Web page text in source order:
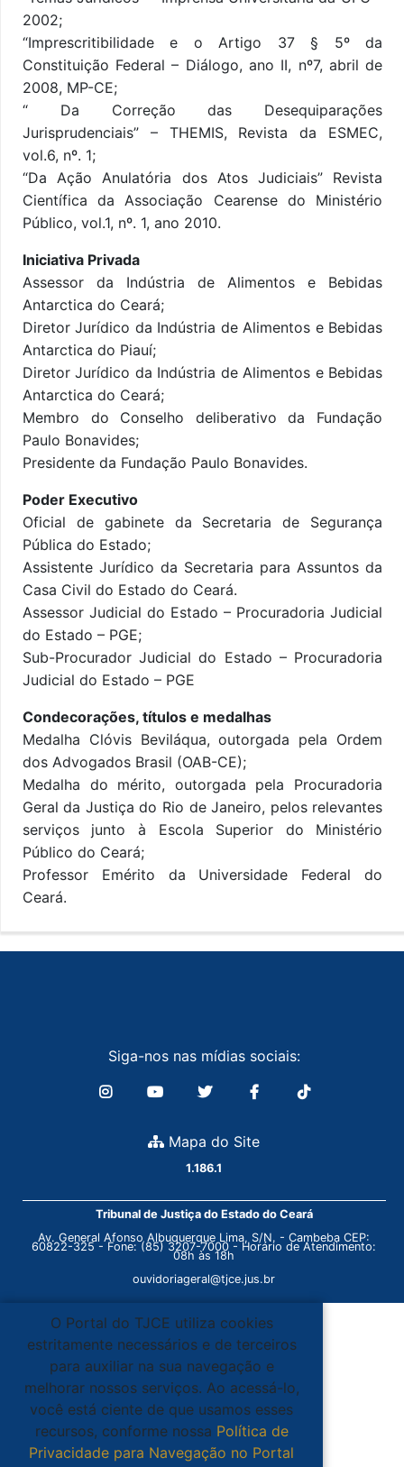
2002;
“Imprescritibilidade e o Artigo 37 § 5º da
Constituição Federal – Diálogo, ano II, nº7, abril de
2008, MP-CE;
“ Da Correção das Desequiparações
Jurisprudenciais” – THEMIS, Revista da ESMEC,
vol.6, nº. 1;
“Da Ação Anulatória dos Atos Judiciais” Revista
Científica da Associação Cearense do Ministério
Público, vol.1, nº. 1, ano 2010.
Iniciativa Privada
Assessor da Indústria de Alimentos e Bebidas
Antarctica do Ceará;
Diretor Jurídico da Indústria de Alimentos e Bebidas
Antarctica do Piauí;
Diretor Jurídico da Indústria de Alimentos e Bebidas
Antarctica do Ceará;
Membro do Conselho deliberativo da Fundação
Paulo Bonavides;
Presidente da Fundação Paulo Bonavides.
Poder Executivo
Oficial de gabinete da Secretaria de Segurança
Pública do Estado;
Assistente Jurídico da Secretaria para Assuntos da
Casa Civil do Estado do Ceará.
Assessor Judicial do Estado – Procuradoria Judicial
do Estado – PGE;
Sub-Procurador Judicial do Estado – Procuradoria
Judicial do Estado – PGE
Condecorações, títulos e medalhas
Medalha Clóvis Beviláqua, outorgada pela Ordem
dos Advogados Brasil (OAB-CE);
Medalha do mérito, outorgada pela Procuradoria
Geral da Justiça do Rio de Janeiro, pelos relevantes
serviços junto à Escola Superior do Ministério
Público do Ceará;
Professor Emérito da Universidade Federal do
Ceará.
Siga-nos nas mídias sociais:
Mapa do Site
1.186.1
Tribunal de Justiça do Estado do Ceará
Av. General Afonso Albuquerque Lima, S/N. - Cambeba CEP:
60822-325 - Fone: (85) 3207-7000 - Horário de Atendimento:
08h às 18h
ouvidoriageral@tjce.jus.br
O Portal do TJCE utiliza cookies
estritamente necessários e de terceiros
para auxiliar na sua navegação e
melhorar nossos serviços. Ao acessá-lo,
você está ciente de que usamos esses
recursos, conforme nossa Política de
Privacidade para Navegação no Portal